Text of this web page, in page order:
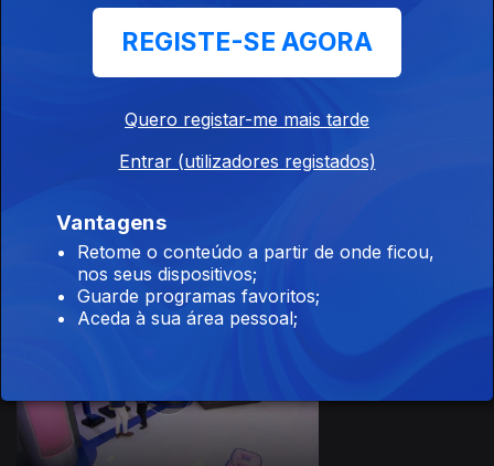
REGISTE-SE AGORA
Quero registar-me mais tarde
Entrar (utilizadores registados)
Vantagens
Retome o conteúdo a partir de onde ficou,
nos seus dispositivos;
Guarde programas favoritos;
Aceda à sua área pessoal;